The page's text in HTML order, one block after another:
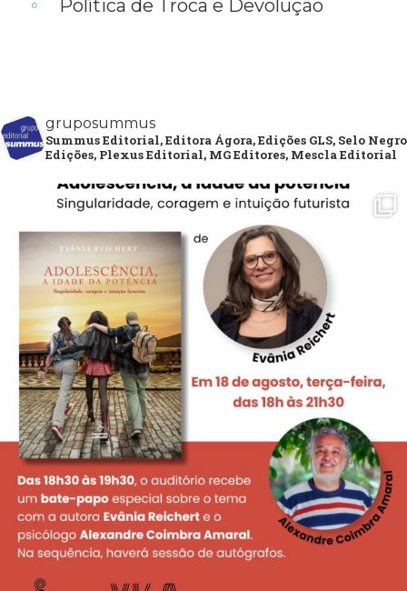
Política de Troca e Devolução
gruposummus
Summus Editorial, Editora Ágora, Edições GLS, Selo Negro
Edições, Plexus Editorial, MG Editores, Mescla Editorial